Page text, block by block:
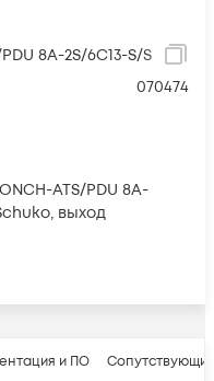
8A-2S/6C13-S/S
070474
ATS/PDU 8A-
выход
и ПО